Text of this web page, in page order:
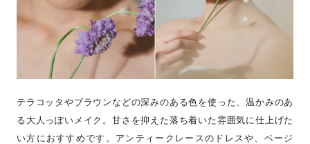
テラコッタやブラウンなどの深みのある色を使った、温かみのあ
る大人っぽいメイク。甘さを抑えた落ち着いた雰囲気に仕上げた
い方におすすめです。アンティークレースのドレスや、ベージ